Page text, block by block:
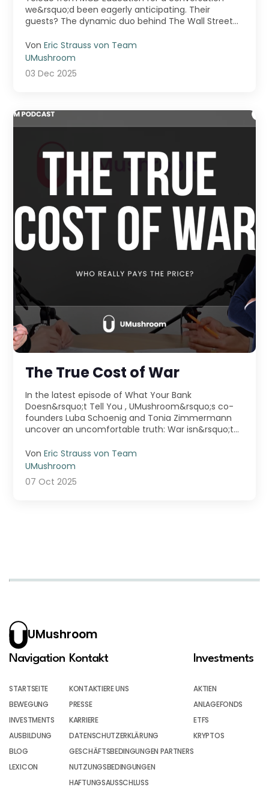
we&rsquo;d been eagerly anticipating. Their
guests? The dynamic duo behind The Wall Street
VonEric Strauss von Team
UMushroom
03 Dec 2025
The True Cost of War
In the latest episode of What Your Bank
Doesn&rsquo;t Tell You , UMushroom&rsquo;s co-
founders Luba Schoenig and Tonia Zimmermann
uncover an uncomfortable truth: War isn&rsquo;t
VonEric Strauss von Team
UMushroom
07 Oct 2025
UMushroom
Navigation
STARTSEITE
BEWEGUNG
INVESTMENTS
AUSBILDUNG
BLOG
LEXICON
Kontakt
KONTAKTIERE UNS
PRESSE
KARRIERE
DATENSCHUTZERKLÄRUNG
GESCHÄFTSBEDINGUNGEN PARTNERS
NUTZUNGSBEDINGUNGEN
HAFTUNGSAUSSCHLUSS
Investments
AKTIEN
ANLAGEFONDS
ETFS
KRYPTOS